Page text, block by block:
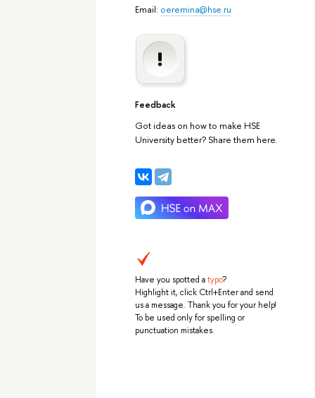
Email: oeremina@hse.ru
Feedback
Got ideas on how to make HSE
University better? Share them here.
Have you spotted atypo?
Highlight it, click Ctrl+Enter and send
us a message. Thank you for your help!
To be used only for spelling or
punctuation mistakes.